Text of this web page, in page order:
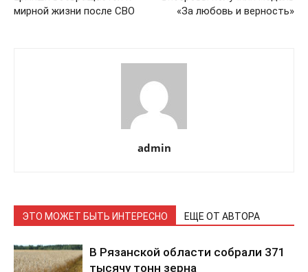
мирной жизни после СВО
«За любовь и верность»
admin
ЭТО МОЖЕТ БЫТЬ ИНТЕРЕСНО ЕЩЕ ОТ АВТОРА
В Рязанской области собрали 371
тысячу тонн зерна